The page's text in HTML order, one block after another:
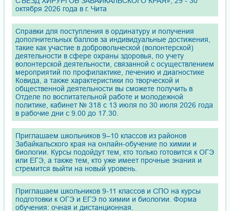
октября 2026 года в г. Чита
Справки для поступления в ординатуру и получения
дополнительных баллов за индивидуальные достижения,
такие как участие в добровольческой (волонтерской)
деятельности в сфере охраны здоровья, по учету
волонтерской деятельности, связанной с осуществлением
мероприятий по профилактике, лечению и диагностике
Ковида, а также характеристики по творческой и
общественной деятельности вы сможете получить в
Отделе по воспитательной работе и молодежной
политике, кабинет № 318 с 13 июля по 30 июля 2026 года
в рабочие дни с 9.00 до 17.30.
Приглашаем школьников 9–10 классов из районов
Забайкальского края на онлайн-обучение по химии и
биологии. Курсы подойдут тем, кто только готовится к ОГЭ
или ЕГЭ, а также тем, кто уже имеет прочные знания и
стремится выйти на новый уровень.
Приглашаем школьников 9-11 классов и СПО на курсы
подготовки к ОГЭ и ЕГЭ по химии и биологии. Форма
обучения: очная и дистанционная.